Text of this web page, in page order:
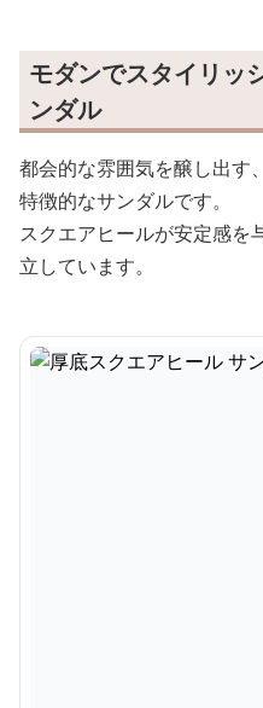
モダンでスタイリッ
ンダル
都会的な雰囲気を醸し出す
特徴的なサンダルです。
スクエアヒールが安定感を
立しています。